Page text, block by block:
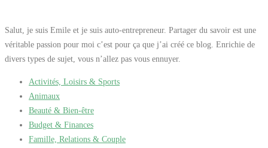
Salut, je suis Emile et je suis auto-entrepreneur. Partager du savoir est une
véritable passion pour moi c’est pour ça que j’ai créé ce blog. Enrichie de
divers types de sujet, vous n’allez pas vous ennuyer.
Activités, Loisirs & Sports
Animaux
Beauté & Bien-être
Budget & Finances
Famille, Relations & Couple